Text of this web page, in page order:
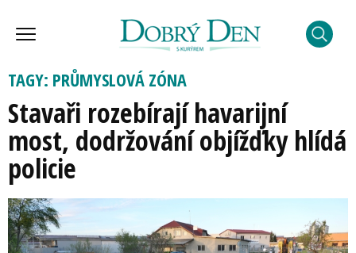
TAGY: PRŮMYSLOVÁ ZÓNA
Stavaři rozebírají havarijní
most, dodržování objížďky hlídá
policie